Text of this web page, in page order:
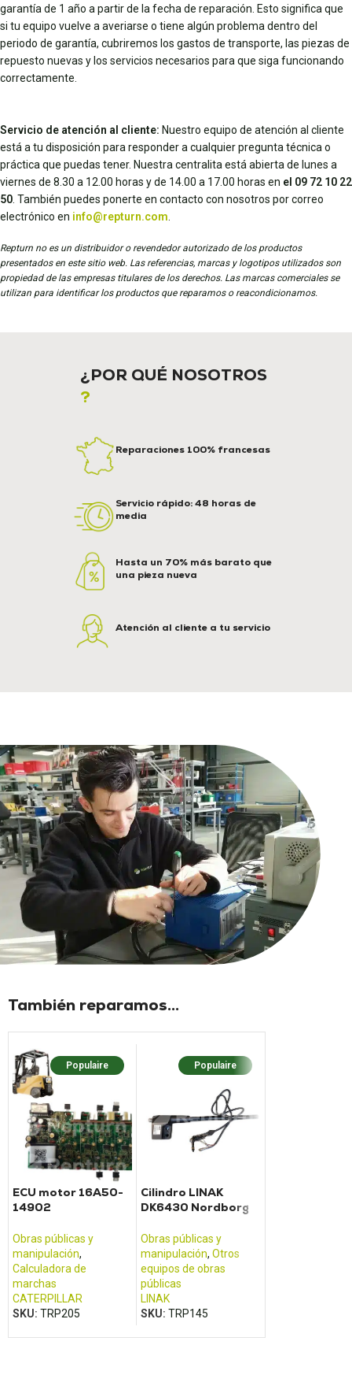
garantía de 1 año a partir de la fecha de reparación. Esto significa que
si tu equipo vuelve a averiarse o tiene algún problema dentro del
periodo de garantía, cubriremos los gastos de transporte, las piezas de
repuesto nuevas y los servicios necesarios para que siga funcionando
correctamente.
Servicio de atención al cliente: Nuestro equipo de atención al cliente
está a tu disposición para responder a cualquier pregunta técnica o
práctica que puedas tener. Nuestra centralita está abierta de lunes a
viernes de 8.30 a 12.00 horas y de 14.00 a 17.00 horas en el 09 72 10 22
50 . También puedes ponerte en contacto con nosotros por correo
electrónico en info@repturn.com
Repturn no es un distribuidor o revendedor autorizado de los productos
presentados en este sitio web. Las referencias, marcas y logotipos utilizados son
propiedad de las empresas titulares de los derechos. Las marcas comerciales se
utilizan para identificar los productos que reparamos o reacondicionamos.
¿POR QUÉ NOSOTROS
?
Reparaciones 100% francesas
Servicio rápido: 48 horas de
media
Hasta un 70% más barato que
una pieza nueva
Atención al cliente a tu servicio
También reparamos...
Populaire
ECU motor 16A50-
14902
Obras públicas y
manipulación,
Calculadora de
marchas
CATERPILLAR
SKU: TRP205
Populaire
Cilindro LINAK
DK6430 Nordborg
Obras públicas y
manipulación, Otros
equipos de obras
públicas
LINAK
SKU: TRP145
Populaire